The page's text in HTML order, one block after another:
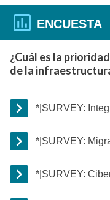
ENCUESTA
¿Cuál es la
de la
*|SURVEY:
*|SURVEY:
*|SURVEY: